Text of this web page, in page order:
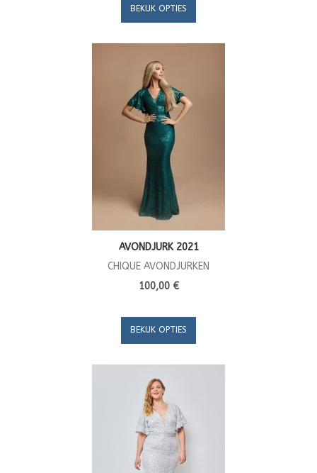
BEKIJK OPTIES
AVONDJURK 2021
CHIQUE AVONDJURKEN
100,00 €
BEKIJK OPTIES